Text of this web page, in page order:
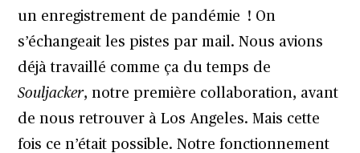
un enregistrement de pandémie ! On
s’échangeait les pistes par mail. Nous avions
déjà travaillé comme ça du temps de
Souljacker, notre première collaboration, avant
de nous retrouver à Los Angeles. Mais cette
fois ce n’était possible. Notre fonctionnement